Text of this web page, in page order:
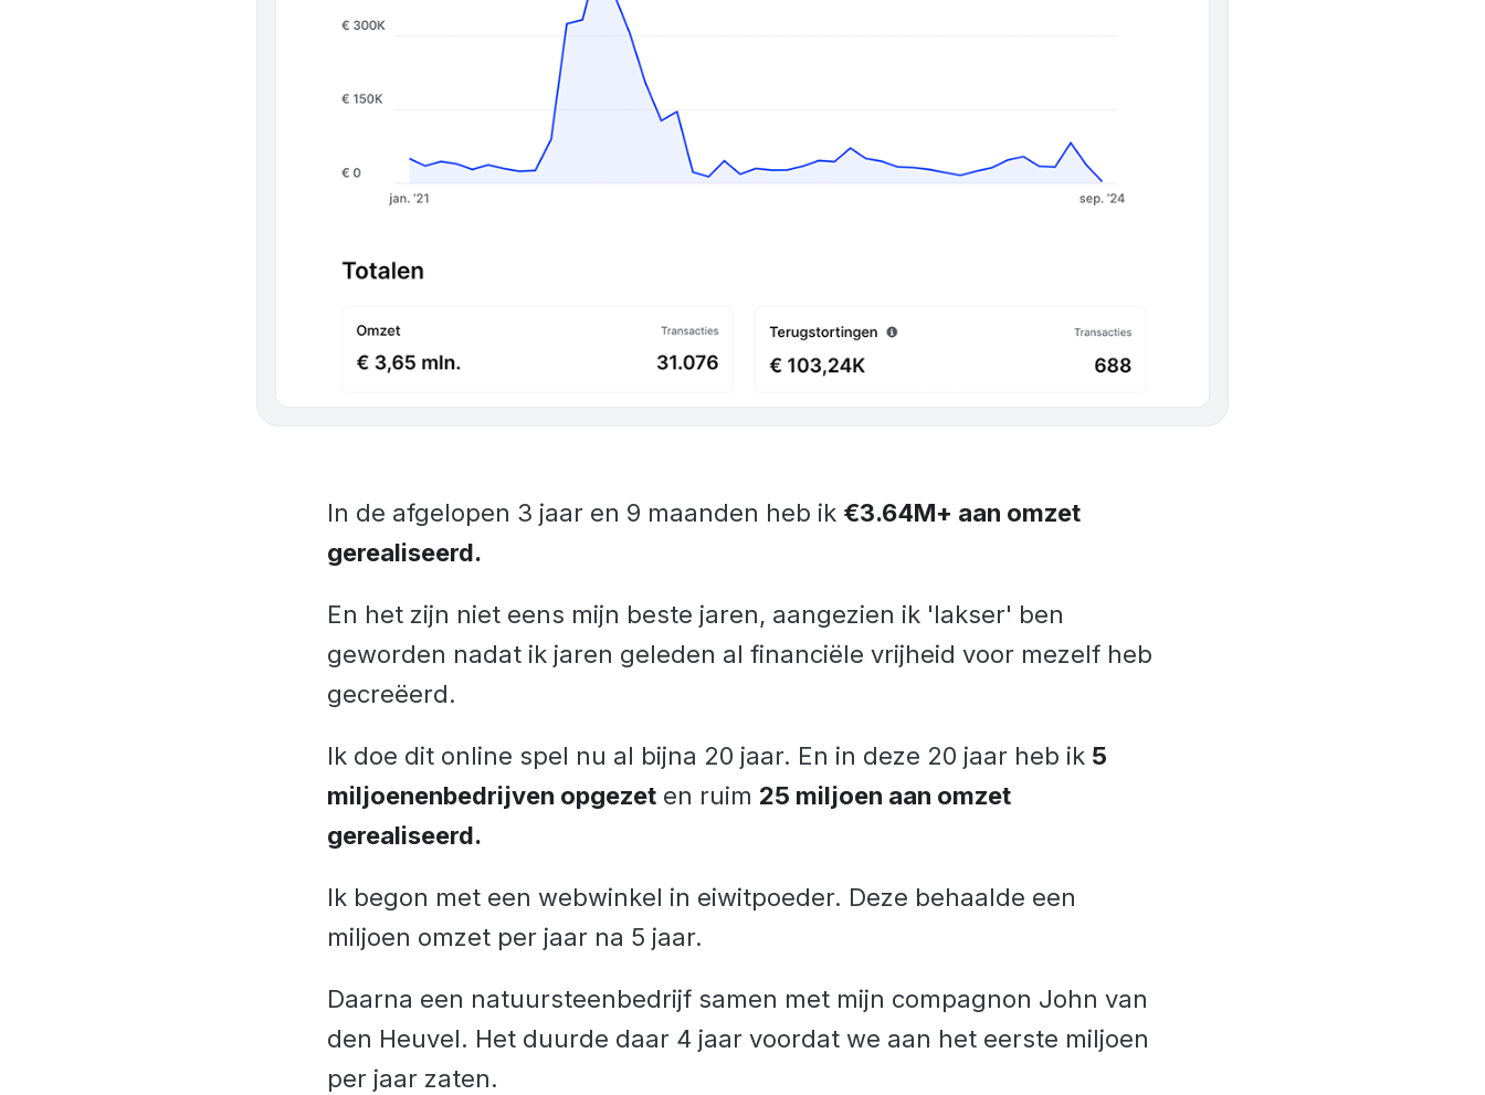
In de afgelopen 3 jaar en 9 maanden heb ik €3.64M+ aan omzet
gerealiseerd.
En het zijn niet eens mijn beste jaren, aangezien ik 'lakser' ben
geworden nadat ik jaren geleden al financiële vrijheid voor mezelf heb
gecreëerd.
Ik doe dit online spel nu al bijna 20 jaar. En in deze 20 jaar heb ik 5
miljoenenbedrijven opgezet en ruim 25 miljoen aan omzet
gerealiseerd.
Ik begon met een webwinkel in eiwitpoeder. Deze behaalde een
miljoen omzet per jaar na 5 jaar.
Daarna een natuursteenbedrijf samen met mijn compagnon John van
den Heuvel. Het duurde daar 4 jaar voordat we aan het eerste miljoen
per jaar zaten.